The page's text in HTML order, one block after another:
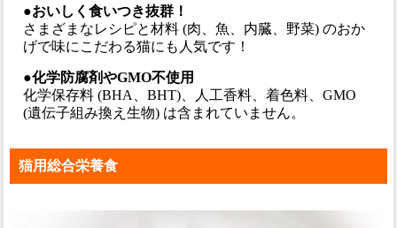
●おいしく食いつき抜群！
さまざまなレシピと材料 (肉、魚、内臓、野菜) のおか
げで味にこだわる猫にも人気です！
●化学防腐剤やGMO不使用
化学保存料 (BHA、BHT)、人工香料、着色料、GMO
(遺伝子組み換え生物) は含まれていません。
猫用総合栄養食